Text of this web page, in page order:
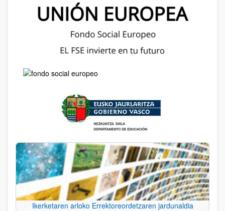
Ikerketaren arloko Errektoreordetzaren jardunaldia